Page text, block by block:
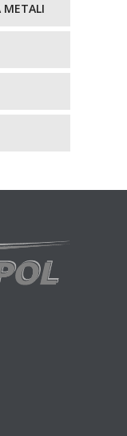
METALI